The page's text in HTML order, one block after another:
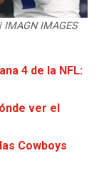
IMAGES
4 de la NFL:
ver el
Cowboys